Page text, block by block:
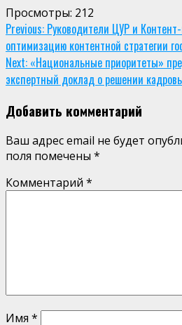
Просмотры: 212
Continue
Reading
Previous: Руководители ЦУР и
оптимизацию контентной стратегии
Next: «Национальные приоритеты»
экспертный доклад о решении
Добавить комментарий
Ваш адрес email не будет
поля помечены *
Комментарий *
Имя *